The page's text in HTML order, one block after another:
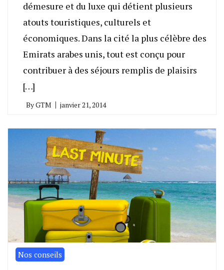
démesure et du luxe qui détient plusieurs
atouts touristiques, culturels et
économiques. Dans la cité la plus célèbre des
Emirats arabes unis, tout est conçu pour
contribuer à des séjours remplis de plaisirs
[…]
ByGTM janvier 21, 2014
Nos conseils